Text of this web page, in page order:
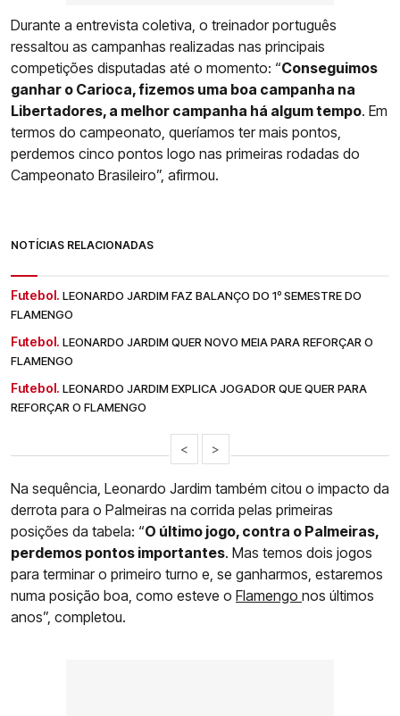
Durante a entrevista coletiva, o treinador português
ressaltou as campanhas realizadas nas principais
competições disputadas até o momento: “Conseguimos
ganhar o Carioca, fizemos uma boa campanha na
Libertadores, a melhor campanha há algum tempo. Em
termos do campeonato, queríamos ter mais pontos,
perdemos cinco pontos logo nas primeiras rodadas do
Campeonato Brasileiro”, afirmou.
NOTÍCIAS RELACIONADAS
Futebol. LEONARDO JARDIM FAZ BALANÇO DO 1º SEMESTRE DO
FLAMENGO
Futebol. LEONARDO JARDIM QUER NOVO MEIA PARA REFORÇAR O
FLAMENGO
Futebol. LEONARDO JARDIM EXPLICA JOGADOR QUE QUER PARA
REFORÇAR O FLAMENGO
< >
Na sequência, Leonardo Jardim também citou o impacto da
derrota para o Palmeiras na corrida pelas primeiras
posições da tabela: “O último jogo, contra o Palmeiras,
perdemos pontos importantes. Mas temos dois jogos
para terminar o primeiro turno e, se ganharmos, estaremos
numa posição boa, como esteve o Flamengo nos últimos
anos”, completou.